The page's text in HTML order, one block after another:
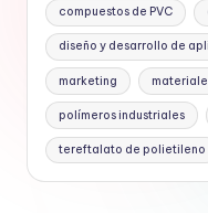
compuestos de PVC
diseño y desarrollo de
marketing
polímeros industriales
tereftalato de polietileno